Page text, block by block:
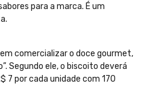
para a marca. É um
comercializar o doce gourmet,
Segundo ele, o biscoito deverá
7 por cada unidade com 170